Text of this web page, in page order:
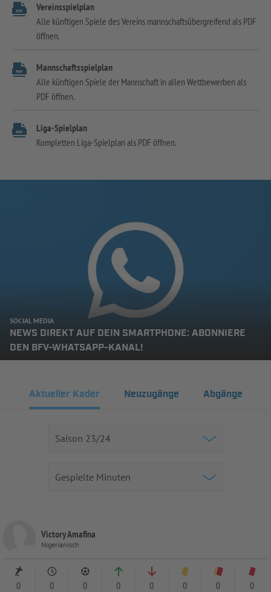
Vereinsspielplan
Alle künftigen Spiele des Vereins mannschaftsübergreifend als PDF
öffnen.
Mannschaftsspielplan
Alle künftigen Spiele der Mannschaft in allen Wettbewerben als
PDF öffnen.
Liga-Spielplan
Kompletten Liga-Spielplan als PDF öffnen.
SOCIAL MEDIA
NEWS DIREKT AUF DEIN SMARTPHONE: ABONNIERE
DEN BFV-WHATSAPP-KANAL!
Aktueller Kader Neuzugänge Abgänge
Victory Amafina
Nigerianisch
0 0 0 0 0 0 0 0